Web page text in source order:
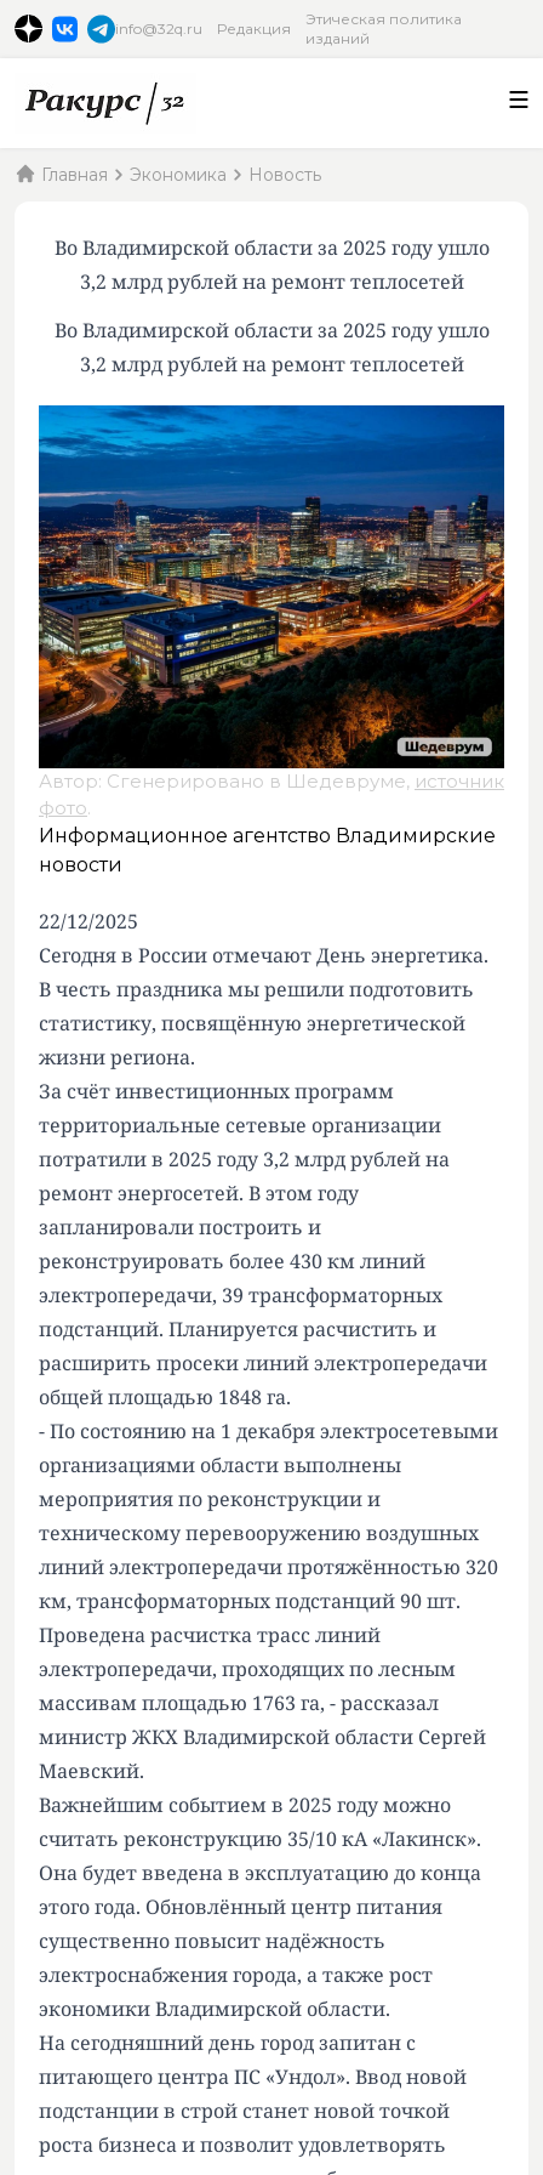
info@32q.ru Редакция
Этическая политика
изданий
Главная Экономика Новость
Во Владимирской области за 2025 году ушло
3,2 млрд рублей на ремонт теплосетей
Во Владимирской области за 2025 году ушло
3,2 млрд рублей на ремонт теплосетей
Автор: Сгенерировано в Шедевруме, источник
фото.
Информационное агентство Владимирские
новости
22/12/2025
Сегодня в России отмечают День энергетика.
В честь праздника мы решили подготовить
статистику, посвящённую энергетической
жизни региона.
За счёт инвестиционных программ
территориальные сетевые организации
потратили в 2025 году 3,2 млрд рублей на
ремонт энергосетей. В этом году
запланировали построить и
реконструировать более 430 км линий
электропередачи, 39 трансформаторных
подстанций. Планируется расчистить и
расширить просеки линий электропередачи
общей площадью 1848 га.
- По состоянию на 1 декабря электросетевыми
организациями области выполнены
мероприятия по реконструкции и
техническому перевооружению воздушных
линий электропередачи протяжённостью 320
км, трансформаторных подстанций 90 шт.
Проведена расчистка трасс линий
электропередачи, проходящих по лесным
массивам площадью 1763 га, - рассказал
министр ЖКХ Владимирской области Сергей
Маевский.
Важнейшим событием в 2025 году можно
считать реконструкцию 35/10 кА «Лакинск».
Она будет введена в эксплуатацию до конца
этого года. Обновлённый центр питания
существенно повысит надёжность
электроснабжения города, а также рост
экономики Владимирской области.
На сегодняшний день город запитан с
питающего центра ПС «Ундол». Ввод новой
подстанции в строй станет новой точкой
роста бизнеса и позволит удовлетворять